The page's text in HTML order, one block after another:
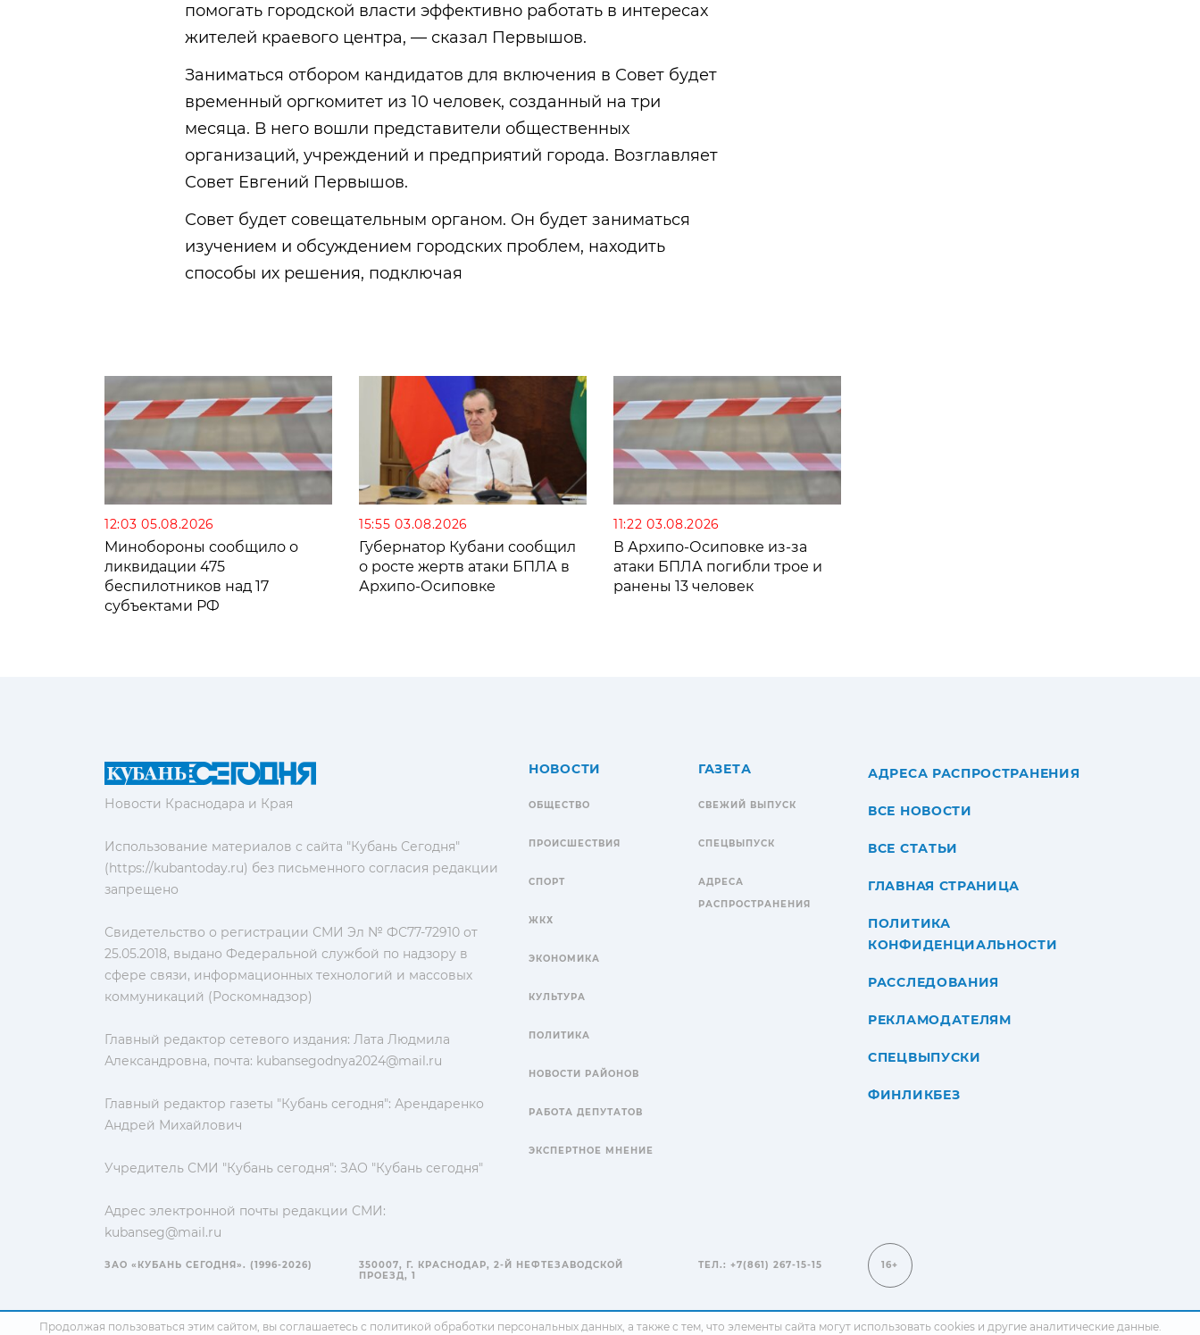
помогать городской власти эффективно работать в интересах
жителей краевого центра, — сказал Первышов.
Заниматься отбором кандидатов для включения в Совет будет
временный оргкомитет из 10 человек, созданный на три
месяца. В него вошли представители общественных
организаций, учреждений и предприятий города. Возглавляет
Совет Евгений Первышов.
Совет будет совещательным органом. Он будет заниматься
изучением и обсуждением городских проблем, находить
способы их решения, подключая
12:03 05.08.2026
Минобороны сообщило о
ликвидации 475
беспилотников над 17
субъектами РФ
15:55 03.08.2026
Губернатор Кубани сообщил
о росте жертв атаки БПЛА в
Архипо-Осиповке
11:22 03.08.2026
В Архипо-Осиповке из-за
атаки БПЛА погибли трое и
ранены 13 человек
Новости Краснодара и Края
Использование материалов с сайта "Кубань Сегодня"
(https://kubantoday.ru) без письменного согласия редакции
запрещено
Свидетельство о регистрации СМИ Эл № ФС77-72910 от
25.05.2018, выдано Федеральной службой по надзору в
сфере связи, информационных технологий и массовых
коммуникаций (Роскомнадзор)
Главный редактор сетевого издания: Лата Людмила
Александровна, почта: kubansegodnya2024@mail.ru
Главный редактор газеты "Кубань сегодня": Арендаренко
Андрей Михайлович
Учредитель СМИ "Кубань сегодня": ЗАО "Кубань сегодня"
Адрес электронной почты редакции СМИ:
kubanseg@mail.ru
НОВОСТИ
ОБЩЕСТВО
ПРОИСШЕСТВИЯ
СПОРТ
ЖКХ
ЭКОНОМИКА
КУЛЬТУРА
ПОЛИТИКА
НОВОСТИ РАЙОНОВ
РАБОТА ДЕПУТАТОВ
ЭКСПЕРТНОЕ МНЕНИЕ
ГАЗЕТА
СВЕЖИЙ ВЫПУСК
СПЕЦВЫПУСК
АДРЕСА
РАСПРОСТРАНЕНИЯ
АДРЕСА РАСПРОСТРАНЕНИЯ
ВСЕ НОВОСТИ
ВСЕ СТАТЬИ
ГЛАВНАЯ СТРАНИЦА
ПОЛИТИКА
КОНФИДЕНЦИАЛЬНОСТИ
РАССЛЕДОВАНИЯ
РЕКЛАМОДАТЕЛЯМ
СПЕЦВЫПУСКИ
ФИНЛИКБЕЗ
ЗАО «КУБАНЬ СЕГОДНЯ». (1996-2026)
350007, Г. КРАСНОДАР, 2-Й НЕФТЕЗАВОДСКОЙ
ПРОЕЗД, 1
ТЕЛ.: +7(861) 267-15-15 16+
Продолжая пользоваться этим сайтом, вы соглашаетесь с политикой обработки персональных данных, а также с тем, что элементы сайта могут использовать cookies и другие аналитические данные.